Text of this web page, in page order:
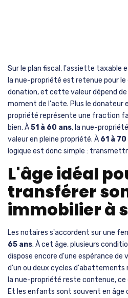
Sur le plan fiscal, l'assiette taxable
la nue-propriété est retenue pour le
donation, et cette valeur dépend
moment de l'acte. Plus le donateur
propriété représente une fraction
bien. À51 à 60 ans, la nue-
valeur en pleine propriété. À 61 à
logique est donc simple :
L'âge idéal
transférer
immobilier à
Les notaires s'accordent sur une
65 ans. À cet âge, plusieurs
dispose encore d'une espérance de
d'un ou deux cycles d'abattements
la nue-propriété reste contenue,
Et les enfants sont souvent en âge